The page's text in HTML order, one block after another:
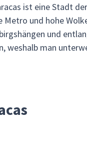
ist eine Stadt
und hohe
und
man